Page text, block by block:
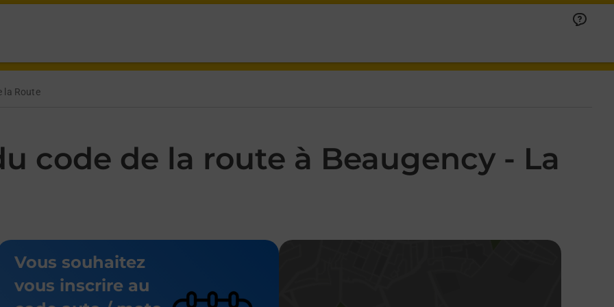
la Route
code de la route à Beaugency - La
Vous souhaitez
vous inscrire au
15 Rue Des Chevaliers Beaugency,